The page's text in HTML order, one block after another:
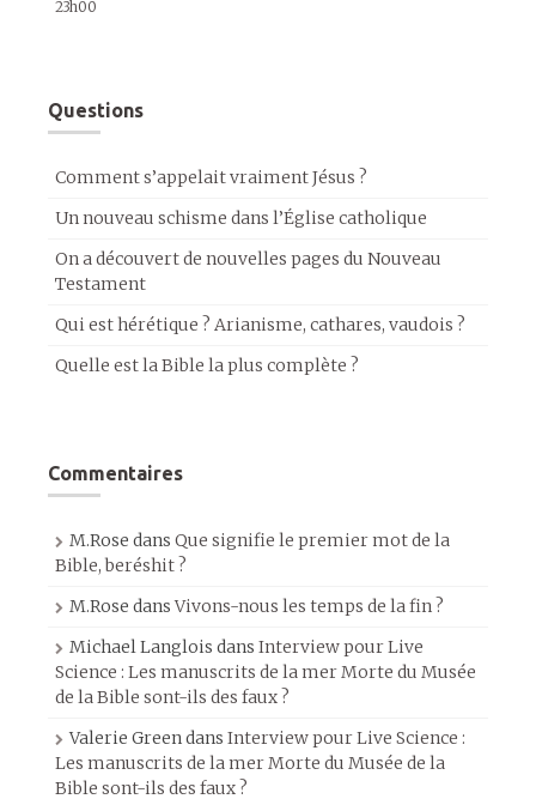
23h00
Questions
Comment s’appelait vraiment Jésus ?
Un nouveau schisme dans l’Église catholique
On a découvert de nouvelles pages du Nouveau
Testament
Qui est hérétique ? Arianisme, cathares, vaudois ?
Quelle est la Bible la plus complète ?
Commentaires
M.Rose dans Que signifie le premier mot de la
Bible, beréshit ?
M.Rose dansVivons-nous les temps de la fin ?
Michael Langlois dans Interview pour Live
Science : Les manuscrits de la mer Morte du Musée
de la Bible sont-ils des faux ?
Valerie Greendans Interview pour Live Science :
Les manuscrits de la mer Morte du Musée de la
Bible sont-ils des faux ?